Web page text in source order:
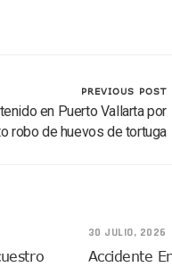
Bruno Blancas Reúne A
Entregan Aparato Auditivo
Buscan Reducir Riesgos
Plantean “Ley Don
PREVIOUS POST
en Puerto Vallarta por
robo de huevos de tortuga
30 JULIO, 2026
Accidente